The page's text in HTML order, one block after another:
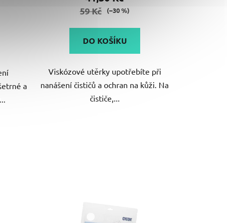
a
5
59 Kč (–30 %)
DO KOŠÍKU
Viskózové utěrky upotřebíte při
nanášení čističů a ochran na kůži. Na
čističe,...